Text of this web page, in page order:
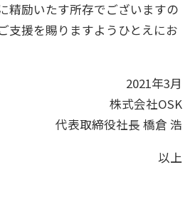
精励いたす所存でございますの
支援を賜りますようひとえにお
2021年3月
株式会社OSK
代表取締役社長 橋倉 浩
以上